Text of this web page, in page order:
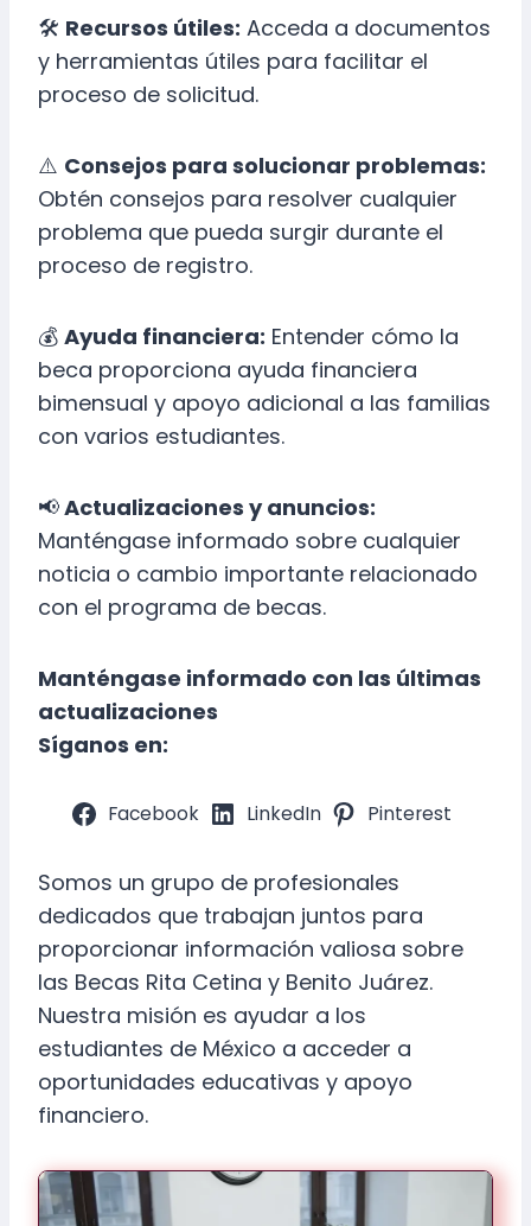
🛠 Recursos útiles: Acceda a documentos
y herramientas útiles para facilitar el
proceso de solicitud.
⚠️ Consejos para solucionar problemas:
Obtén consejos para resolver cualquier
problema que pueda surgir durante el
proceso de registro.
💰 Ayuda financiera: Entender cómo la
beca proporciona ayuda financiera
bimensual y apoyo adicional a las familias
con varios estudiantes.
📢Actualizaciones y anuncios:
Manténgase informado sobre cualquier
noticia o cambio importante relacionado
con el programa de becas.
Manténgase informado con las últimas
actualizaciones
Síganos en:
Facebook LinkedIn Pinterest
Somos un grupo de profesionales
dedicados que trabajan juntos para
proporcionar información valiosa sobre
las Becas Rita Cetina y Benito Juárez.
Nuestra misión es ayudar a los
estudiantes de México a acceder a
oportunidades educativas y apoyo
financiero.